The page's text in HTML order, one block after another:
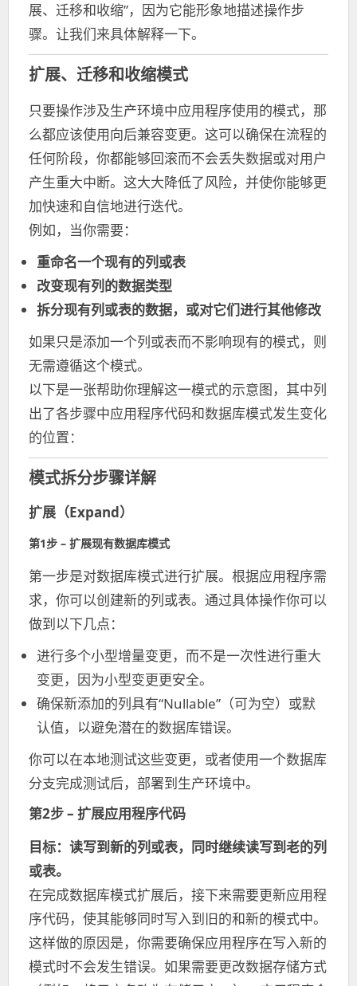
展、迁移和收缩”，因为它能形象地描述操作步
骤。让我们来具体解释一下。
扩展、迁移和收缩模式
只要操作涉及生产环境中应用程序使用的模式，那
么都应该使用向后兼容变更。这可以确保在流程的
任何阶段，你都能够回滚而不会丢失数据或对用户
产生重大中断。这大大降低了风险，并使你能够更
加快速和自信地进行迭代。
例如，当你需要：
重命名一个现有的列或表
改变现有列的数据类型
拆分现有列或表的数据，或对它们进行其他修改
如果只是添加一个列或表而不影响现有的模式，则
无需遵循这个模式。
以下是一张帮助你理解这一模式的示意图，其中列
出了各步骤中应用程序代码和数据库模式发生变化
的位置：
模式拆分步骤详解
扩展（Expand）
第1步 – 扩展现有数据库模式
第一步是对数据库模式进行扩展。根据应用程序需
求，你可以创建新的列或表。通过具体操作你可以
做到以下几点：
进行多个小型增量变更，而不是一次性进行重大
变更，因为小型变更更安全。
确保新添加的列具有“Nullable”（可为空）或默
认值，以避免潜在的数据库错误。
你可以在本地测试这些变更，或者使用一个数据库
分支完成测试后，部署到生产环境中。
第2步 – 扩展应用程序代码
目标：读写到新的列或表，同时继续读写到老的列
或表。
在完成数据库模式扩展后，接下来需要更新应用程
序代码，使其能够同时写入到旧的和新的模式中。
这样做的原因是，你需要确保应用程序在写入新的
模式时不会发生错误。如果需要更改数据存储方式